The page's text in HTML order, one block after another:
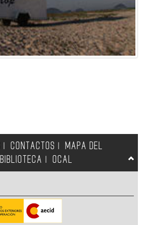
CONTACTOS
MAPA DEL
BIBLIOTECA OCAL